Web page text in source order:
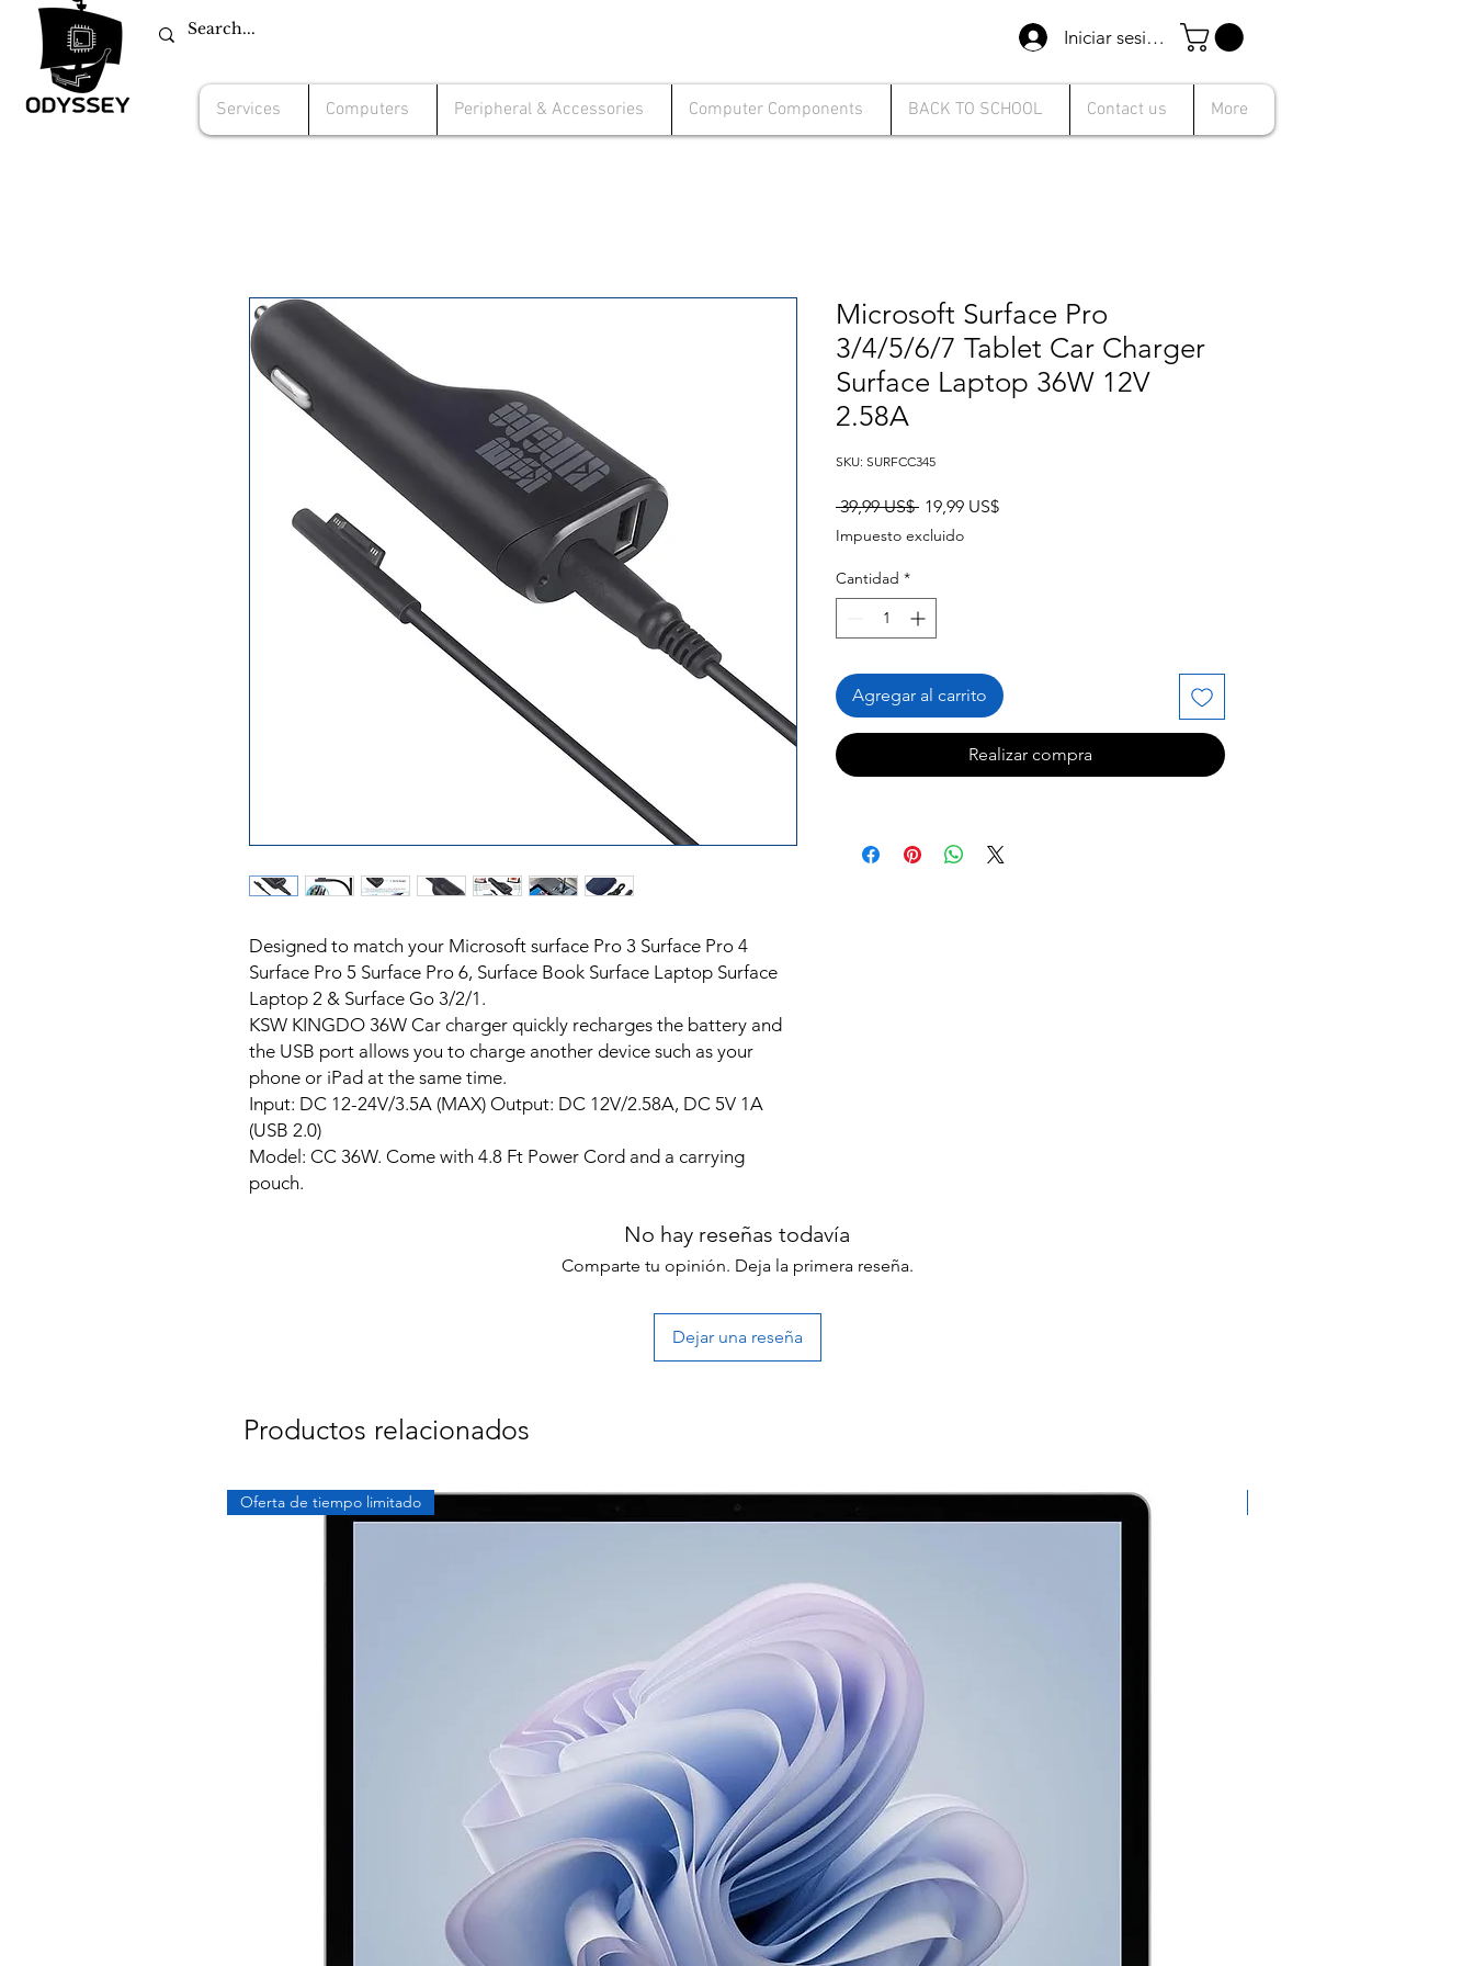
Iniciar sesión
Services Computers Peripheral & Accessories Computer Components BACK TO SCHOOL Contact us More
Designed to match your Microsoft surface Pro 3 Surface Pro 4
Surface Pro 5 Surface Pro 6, Surface Book Surface Laptop Surface
Laptop 2 & Surface Go 3/2/1.
KSW KINGDO 36W Car charger quickly recharges the battery and
the USB port allows you to charge another device such as your
phone or iPad at the same time.
Input: DC 12-24V/3.5A (MAX) Output: DC 12V/2.58A, DC 5V 1A
(USB 2.0)
Model: CC 36W. Come with 4.8 Ft Power Cord and a carrying
pouch.
Microsoft Surface Pro
3/4/5/6/7 Tablet Car Charger
Surface Laptop 36W 12V
2.58A
SKU: SURFCC345
39,99 US$ Precio
19,99 US$Precio
Impuesto excluido
Cantidad *
Agregar al carrito
Realizar compra
No hay reseñas todavía
Comparte tu opinión. Deja la primera reseña.
Dejar una reseña
Productos relacionados
Oferta de tiempo limitado